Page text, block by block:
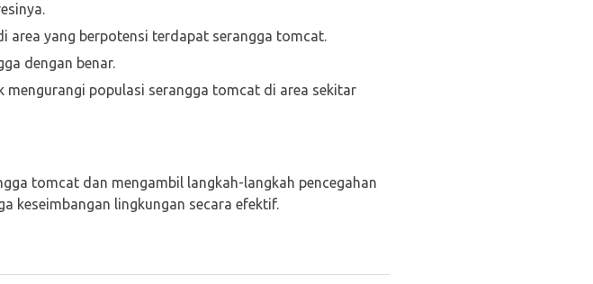
area yang berpotensi terdapat serangga tomcat.
dengan benar.
populasi serangga tomcat di area sekitar
tomcat dan mengambil langkah-langkah pencegahan
keseimbangan lingkungan secara efektif.